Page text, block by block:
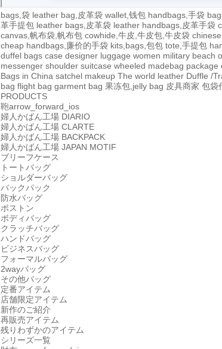
bags,袋 leather bag,皮革袋 wallet,钱包 handbags,手袋
革手提包 leather bags,皮革袋 leather handbags,皮革手袋
canvas,帆布袋,帆布包 cowhide,牛皮,牛皮包,牛皮袋
cheap handbags,廉价的手袋 kits,bags,包包 tote,手提包
duffel bags case designer luggage women military beach
messenger shoulder suitcase wheeled madebag package
Bags in China satchel makeup The world leather Duffle /
bag flight bag garment bag 果冻包,jelly bag 皮具商家 包袋
PRODUCTS
鞄arrow_forward_ios
婦人かばん工場 DIARIO
婦人かばん工場 CLARTE
婦人かばん工場 BACKPACK
婦人かばん工場 JAPAN MOTIF
ブリーフケース
トートバッグ
ショルダーバッグ
バックパック
防水バッグ
ボストン
ボディバッグ
クラッチバッグ
ハンドバッグ
ビジネスバッグ
フォーマルバッグ
2wayバッグ
その他バッグ
定番アイテム
店舗限定アイテム
新作のご紹介
再販売アイテム
残りわずかのアイテム
シリーズ一覧